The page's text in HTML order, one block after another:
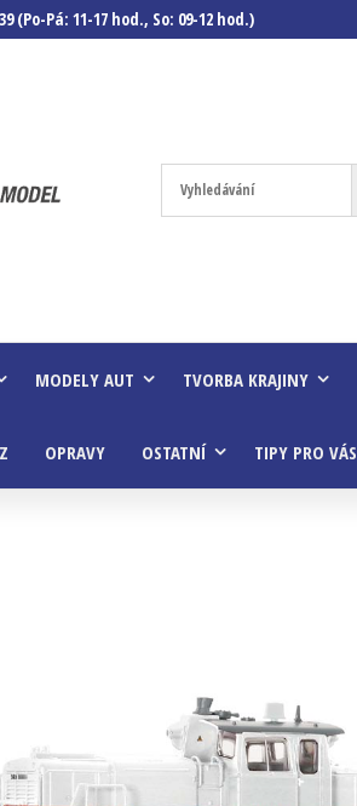
(Po-Pá: 11-17 hod., So: 09-12 hod.)
Happymodel.cz
modelová
MODELY AUT TVORBA KRAJINY
OPRAVY OSTATNÍ TIPY PRO VÁS